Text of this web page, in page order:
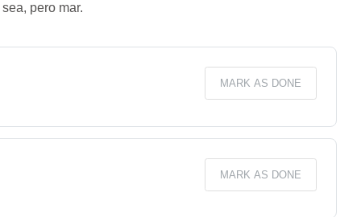
pero mar.
MARK AS DONE
MARK AS DONE